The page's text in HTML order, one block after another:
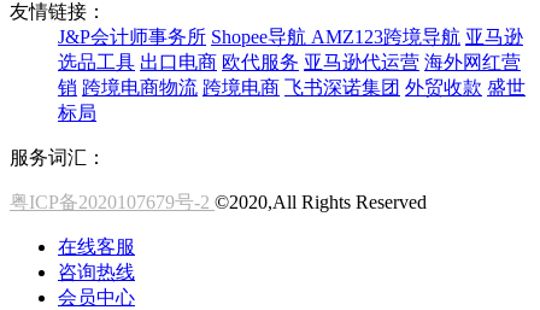
友情链接：
J&P会计师事务所 Shopee导航 AMZ123跨境导航 亚马逊
选品工具 出口电商 欧代服务 亚马逊代运营 海外网红营
销 跨境电商物流 跨境电商 飞书深诺集团 外贸收款 盛世
标局
服务词汇：
粤ICP备2020107679号-2 ©2020,All Rights Reserved
在线客服
咨询热线
会员中心